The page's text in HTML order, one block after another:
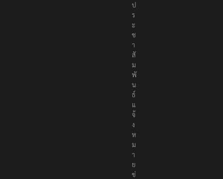
ป
ร
ะ
ช
า
สั
ม
พั
น
ธ์
แ
จ้
ง
ห
ม
า
ย
ข่